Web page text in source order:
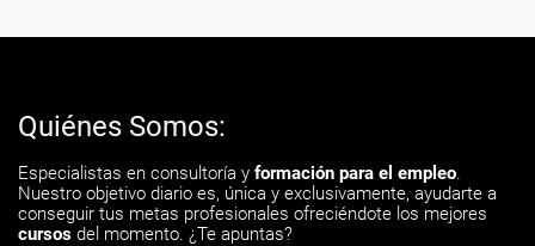
Quiénes Somos:
Especialistas en consultoría y formación para el empleo.
Nuestro objetivo diario es, única y exclusivamente, ayudarte a
conseguir tus metas profesionales ofreciéndote los mejores
cursos del momento. ¿Te apuntas?